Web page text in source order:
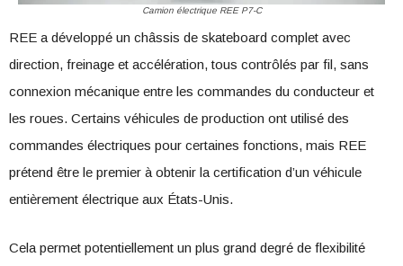
Camion électrique REE P7-C
REE a développé un châssis de skateboard complet avec
direction, freinage et accélération, tous contrôlés par fil, sans
connexion mécanique entre les commandes du conducteur et
les roues. Certains véhicules de production ont utilisé des
commandes électriques pour certaines fonctions, mais REE
prétend être le premier à obtenir la certification d’un véhicule
entièrement électrique aux États-Unis.
Cela permet potentiellement un plus grand degré de flexibilité